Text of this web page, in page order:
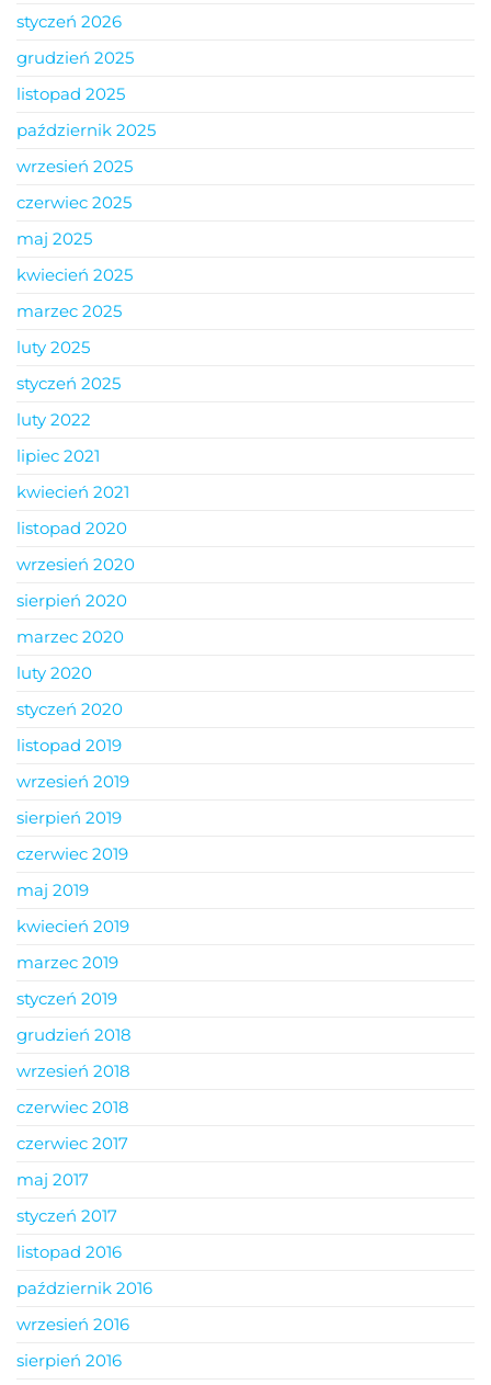
styczeń 2026
grudzień 2025
listopad 2025
październik 2025
wrzesień 2025
czerwiec 2025
maj 2025
kwiecień 2025
marzec 2025
luty 2025
styczeń 2025
luty 2022
lipiec 2021
kwiecień 2021
listopad 2020
wrzesień 2020
sierpień 2020
marzec 2020
luty 2020
styczeń 2020
listopad 2019
wrzesień 2019
sierpień 2019
czerwiec 2019
maj 2019
kwiecień 2019
marzec 2019
styczeń 2019
grudzień 2018
wrzesień 2018
czerwiec 2018
czerwiec 2017
maj 2017
styczeń 2017
listopad 2016
październik 2016
wrzesień 2016
sierpień 2016